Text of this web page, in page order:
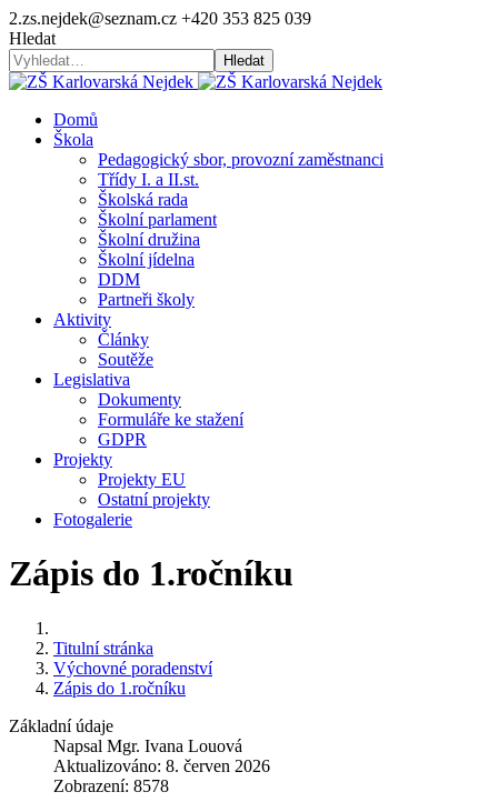
2.zs.nejdek@seznam.cz +420 353 825 039
Hledat
Hledat
Domů
Škola
Pedagogický sbor, provozní zaměstnanci
Třídy I. a II.st.
Školská rada
Školní parlament
Školní družina
Školní jídelna
DDM
Partneři školy
Aktivity
Články
Soutěže
Legislativa
Dokumenty
Formuláře ke stažení
GDPR
Projekty
Projekty EU
Ostatní projekty
Fotogalerie
Zápis do 1.ročníku
Titulní stránka
Výchovné poradenství
Zápis do 1.ročníku
Základní údaje
Napsal Mgr. Ivana Louová
Aktualizováno: 8. červen 2026
Zobrazení: 8578